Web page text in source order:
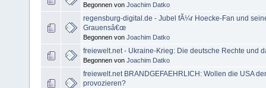
Begonnen von Joachim Datko
regensburg-digital.de - Jubel fÃ¼r Hoecke-Fan und
Grauensâ€œ
Begonnen von Joachim Datko
freiewelt.net - Ukraine-Krieg: Die deutsche Rechte und
Begonnen von Joachim Datko
freiewelt.net BRANDGEFAEHRLICH: Wollen die USA
provozieren?